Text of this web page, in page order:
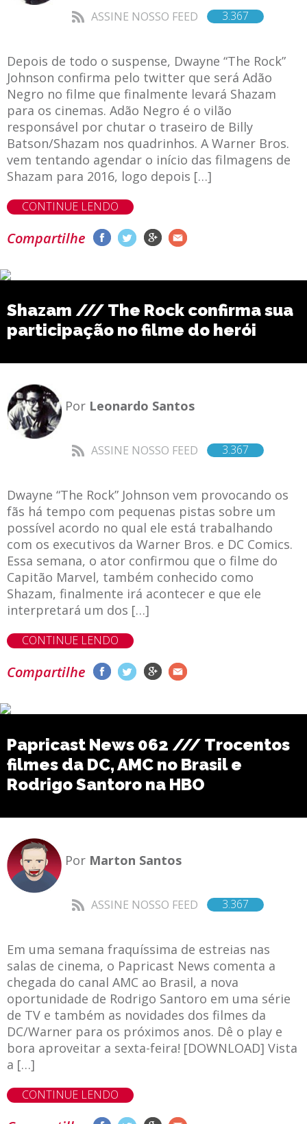
ASSINE NOSSO FEED 3.367
Depois de todo o suspense, Dwayne “The Rock”
Johnson confirma pelo twitter que será Adão
Negro no filme que finalmente levará Shazam
para os cinemas. Adão Negro é o vilão
responsável por chutar o traseiro de Billy
Batson/Shazam nos quadrinhos. A Warner Bros.
vem tentando agendar o início das filmagens de
Shazam para 2016, logo depois […]
CONTINUE LENDO
Compartilhe
Shazam /// The Rock confirma sua
participação no filme do herói
Por Leonardo Santos
ASSINE NOSSO FEED 3.367
Dwayne “The Rock” Johnson vem provocando os
fãs há tempo com pequenas pistas sobre um
possível acordo no qual ele está trabalhando
com os executivos da Warner Bros. e DC Comics.
Essa semana, o ator confirmou que o filme do
Capitão Marvel, também conhecido como
Shazam, finalmente irá acontecer e que ele
interpretará um dos […]
CONTINUE LENDO
Compartilhe
Papricast News 062 /// Trocentos
filmes da DC, AMC no Brasil e
Rodrigo Santoro na HBO
Por Marton Santos
ASSINE NOSSO FEED 3.367
Em uma semana fraquíssima de estreias nas
salas de cinema, o Papricast News comenta a
chegada do canal AMC ao Brasil, a nova
oportunidade de Rodrigo Santoro em uma série
de TV e também as novidades dos filmes da
DC/Warner para os próximos anos. Dê o play e
bora aproveitar a sexta-feira! [DOWNLOAD] Vista
a […]
CONTINUE LENDO